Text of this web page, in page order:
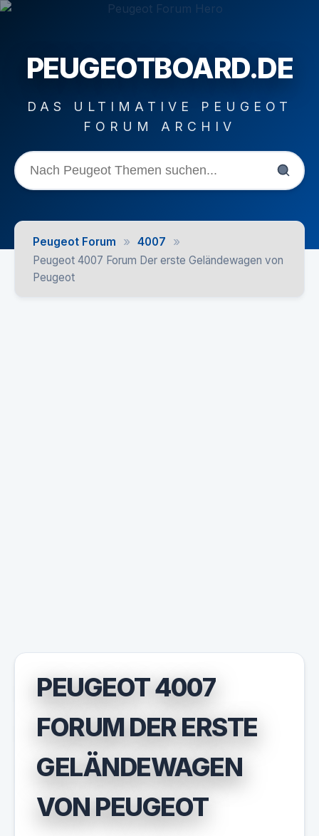
PEUGEOTBOARD.DE
DAS ULTIMATIVE PEUGEOT
FORUM ARCHIV
Peugeot Forum » 4007 »
Peugeot 4007 Forum Der erste Geländewagen von
Peugeot
PEUGEOT 4007
FORUM DER ERSTE
GELÄNDEWAGEN
VON PEUGEOT